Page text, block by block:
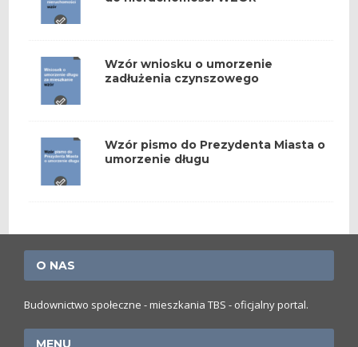
Wzór wniosku o umorzenie
zadłużenia czynszowego
Wzór pismo do Prezydenta Miasta o
umorzenie długu
O NAS
Budownictwo społeczne - mieszkania TBS - oficjalny portal.
MENU